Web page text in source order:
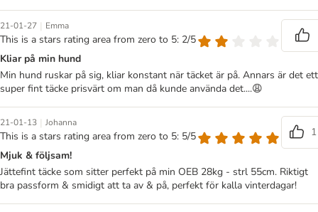
21-01-27 | Emma
This is a stars rating area from zero to 5: 2/5
Kliar på min hund
Min hund ruskar på sig, kliar konstant när täcket är på. Annars är det ett
super fint täcke prisvärt om man då kunde använda det....😩
21-01-13 | Johanna
This is a stars rating area from zero to 5: 5/5
1
Mjuk & följsam!
Jättefint täcke som sitter perfekt på min OEB 28kg - strl 55cm. Riktigt
bra passform & smidigt att ta av & på, perfekt för kalla vinterdagar!